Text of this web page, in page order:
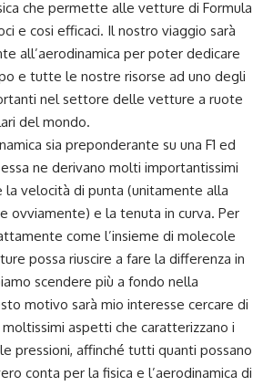
che permette alle vetture di Formula
e cosi efficaci. Il nostro viaggio sarà
all’aerodinamica per poter dedicare
e tutte le nostre risorse ad uno degli
nel settore delle vetture a ruote
del mondo.
sia preponderante su una F1 ed
ne derivano molti importantissimi
la velocità di punta (unitamente alla
ovviamente) e la tenuta in curva. Per
come l’insieme di molecole
possa riuscire a fare la differenza in
scendere più a fondo nella
motivo sarà mio interesse cercare di
aspetti che caratterizzano i
pressioni, affinché tutti quanti possano
conta per la fisica e l’aerodinamica di